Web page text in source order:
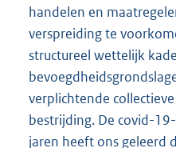
handelen en
verspreiding te
structureel wettelijk
verplichtende
bestrijding. De covid-
jaren heeft ons geleerd